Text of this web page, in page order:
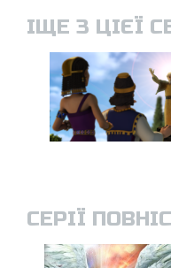
ІЩЕ З ЦІЄЇ
СЕРІЇ